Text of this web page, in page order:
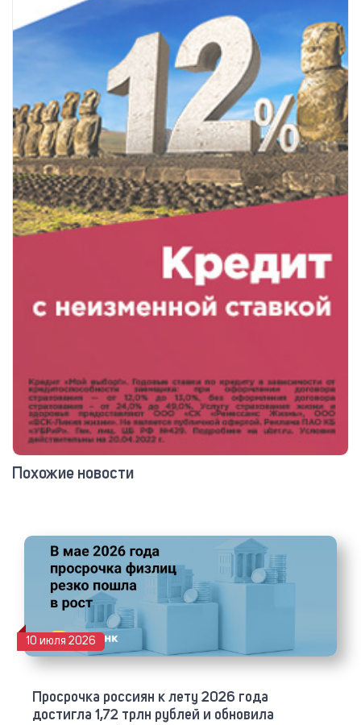
Похожие новости
Просрочка россиян к лету 2026 года
достигла 1,72 трлн рублей и обновила
10 июля 2026